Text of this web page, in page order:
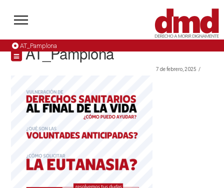
AT_Pamplona
AT_Pamplona
7 de febrero, 2025